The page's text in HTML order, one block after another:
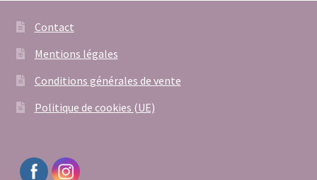
Contact
Mentions légales
Conditions générales de vente
Politique de cookies (UE)